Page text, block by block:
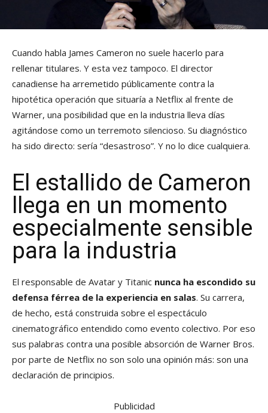
Cuando habla James Cameron no suele hacerlo para
rellenar titulares. Y esta vez tampoco. El director
canadiense ha arremetido públicamente contra la
hipotética operación que situaría a Netflix al frente de
Warner, una posibilidad que en la industria lleva días
agitándose como un terremoto silencioso. Su diagnóstico
ha sido directo: sería “desastroso”. Y no lo dice cualquiera.
El estallido de Cameron
llega en un momento
especialmente sensible
para la industria
El responsable de Avatar y Titanic nunca ha escondido su
defensa férrea de la experiencia en salas. Su carrera,
de hecho, está construida sobre el espectáculo
cinematográfico entendido como evento colectivo. Por eso
sus palabras contra una posible absorción de Warner Bros.
por parte de Netflix no son solo una opinión más: son una
declaración de principios.
Publicidad